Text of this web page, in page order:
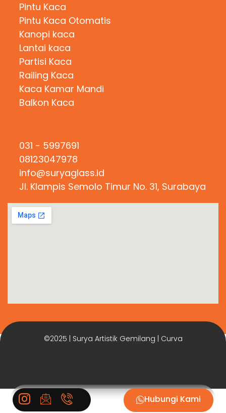
Pintu Kaca
Pintu Kaca Otomatis
Kanopi kaca
Lantai kaca
Partisi Kaca
Railing Kaca
Kaca Kamar Mandi
Balkon Kaca
031 - 5997691
08123047978
info@suryaglass.id
Jl. Klampis Semolo Timur No. 31, Surabaya
©2025 | Surya Artistik Gemilang | Curva
Hubungi Kami